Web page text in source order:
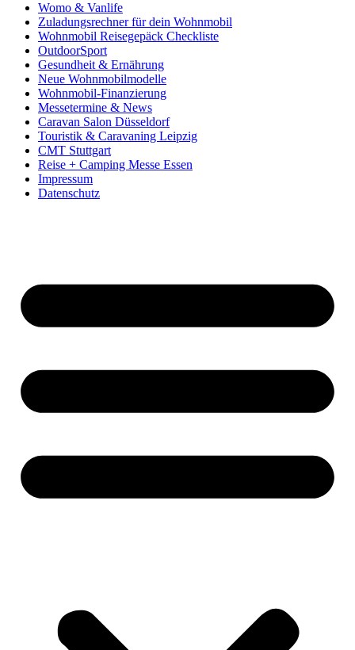
Womo & Vanlife
Zuladungsrechner für dein Wohnmobil
Wohnmobil Reisegepäck Checkliste
OutdoorSport
Gesundheit & Ernährung
Neue Wohnmobilmodelle
Wohnmobil-Finanzierung
Messetermine & News
Caravan Salon Düsseldorf
Touristik & Caravaning Leipzig
CMT Stuttgart
Reise + Camping Messe Essen
Impressum
Datenschutz